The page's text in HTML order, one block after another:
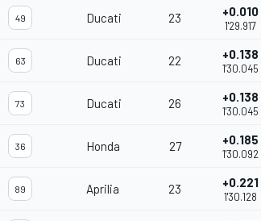
49 Ducati 23 +0.010
1'29.917
63 Ducati 22 +0.138
1'30.045
73 Ducati 26 +0.138
1'30.045
36 Honda 27 +0.185
1'30.092
89 Aprilia 23 +0.221
1'30.128